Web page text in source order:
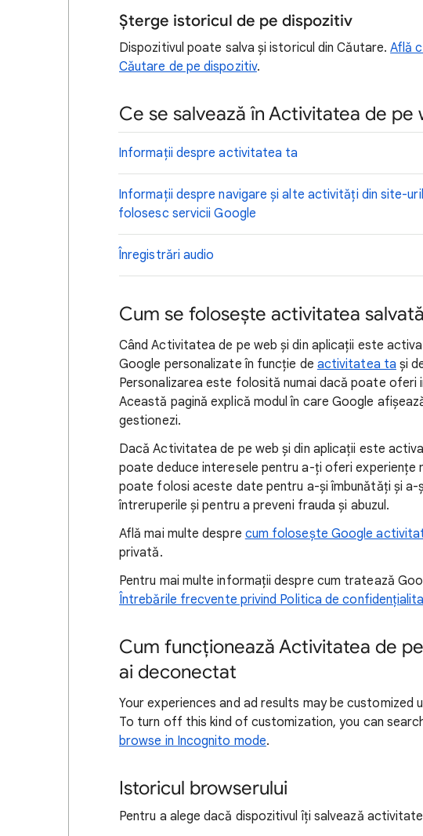
Șterge istoricul de pe dispozitiv
Dispozitivul poate salva și istoricul din Căutare.Află
Căutare de pe dispozitiv.
Ce se salvează în Activitatea de pe
Informații despre activitatea ta
Informații despre navigare și alte activități din site-
folosesc servicii Google
Înregistrări audio
Cum se folosește activitatea salvată
Când Activitatea de pe web și din aplicații este
Google personalizate în funcție de activitatea ta și
Personalizarea este folosită numai dacă poate oferi
Această pagină explică modul în care Google
gestionezi.
Dacă Activitatea de pe web și din aplicații este
poate deduce interesele pentru a-ți oferi experiențe
poate folosi aceste date pentru a-și îmbunătăți și a-
întreruperile și pentru a preveni frauda și abuzul.
Află mai multe despre cum folosește Google
privată.
Pentru mai multe informații despre cum tratează
Întrebările frecvente privind Politica de
Cum funcționează Activitatea de
ai deconectat
Your experiences and ad results may be
To turn off this kind of customization, you can
browse in Incognito mode.
Istoricul browserului
Pentru a alege dacă dispozitivul îți salvează